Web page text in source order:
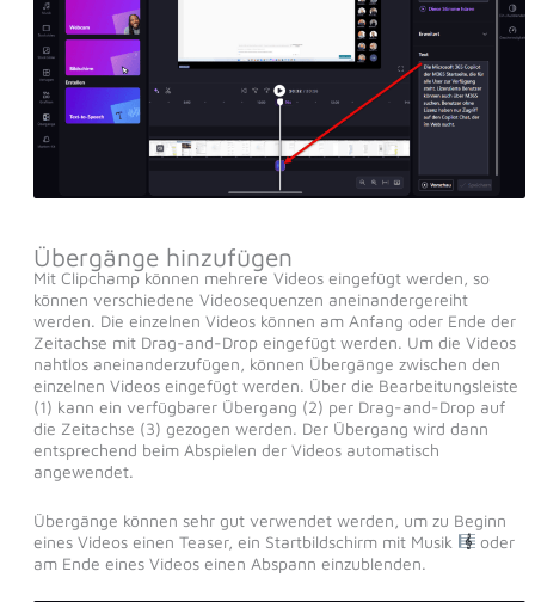
Übergänge hinzufügen
Mit Clipchamp können mehrere Videos eingefügt werden, so
können verschiedene Videosequenzen aneinandergereiht
werden. Die einzelnen Videos können am Anfang oder Ende der
Zeitachse mit Drag-and-Drop eingefügt werden. Um die Videos
nahtlos aneinanderzufügen, können Übergänge zwischen den
einzelnen Videos eingefügt werden. Über die Bearbeitungsleiste
(1) kann ein verfügbarer Übergang (2) per Drag-and-Drop auf
die Zeitachse (3) gezogen werden. Der Übergang wird dann
entsprechend beim Abspielen der Videos automatisch
angewendet.
Übergänge können sehr gut verwendet werden, um zu Beginn
eines Videos einen Teaser, ein Startbildschirm mit Musik
oder
am Ende eines Videos einen Abspann einzublenden.